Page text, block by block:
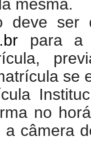
mesma.
deve
para a
se
no
a câmera